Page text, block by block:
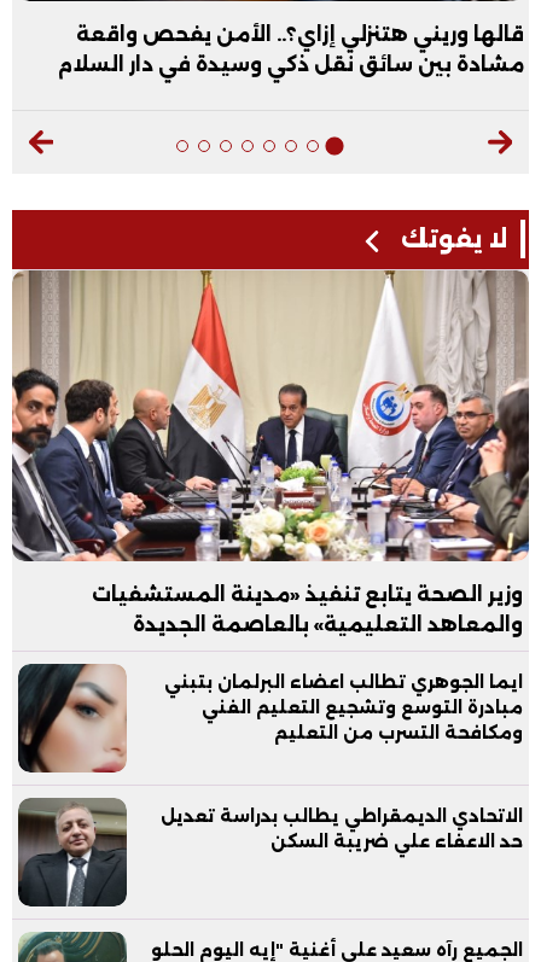
قالها وريني هتنزلي إزاي؟.. الأمن يفحص واقعة
مشادة بين سائق نقل ذكي وسيدة في دار السلام
لا يفوتك
وزير الصحة يتابع تنفيذ «مدينة المستشفيات
والمعاهد التعليمية» بالعاصمة الجديدة
ايما الجوهري تطالب اعضاء البرلمان بتبني
مبادرة التوسع وتشجيع التعليم الفني
ومكافحة التسرب من التعليم
الاتحادي الديمقراطي يطالب بدراسة تعديل
حد الاعفاء علي ضريبة السكن
الجميع رآه سعيد على أغنية "إيه اليوم الحلو